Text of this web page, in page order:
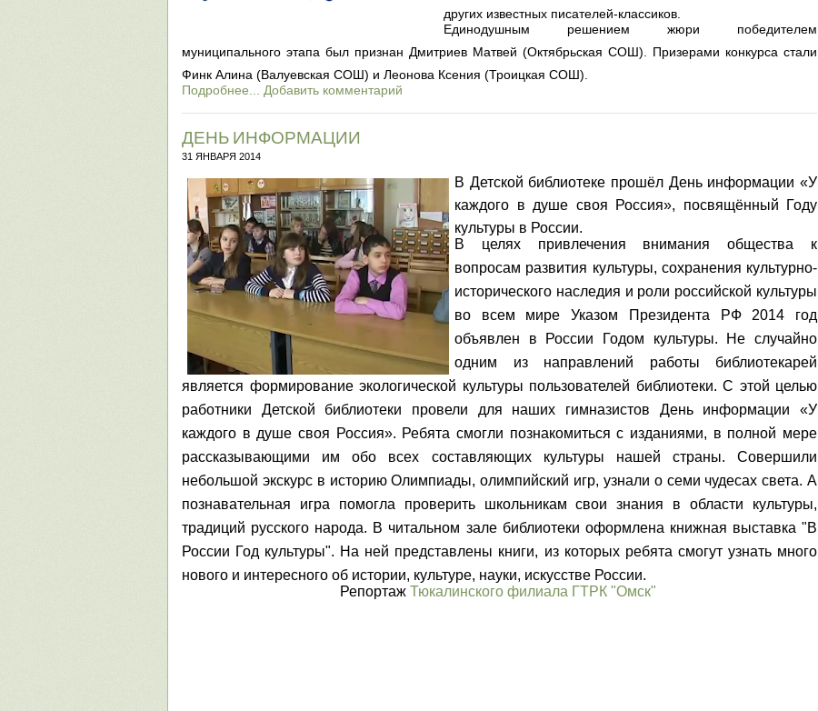
других известных писателей-классиков.
Единодушным решением жюри победителем
муниципального этапа был признан Дмитриев Матвей (Октябрьская СОШ). Призерами конкурса стали
Финк Алина (Валуевская СОШ) и Леонова Ксения (Троицкая СОШ).
Подробнее... Добавить комментарий
ДЕНЬ ИНФОРМАЦИИ
31 ЯНВАРЯ 2014
В Детской библиотеке прошёл День информации «У
каждого в душе своя Россия», посвящённый Году
культуры в России.
В целях привлечения внимания общества к
вопросам развития культуры, сохранения культурно-
исторического наследия и роли российской культуры
во всем мире Указом Президента РФ 2014 год
объявлен в России Годом культуры. Не случайно
одним из направлений работы библиотекарей
является формирование экологической культуры пользователей библиотеки. С этой целью
работники Детской библиотеки провели для наших гимназистов День информации «У
каждого в душе своя Россия». Ребята смогли познакомиться с изданиями, в полной мере
рассказывающими им обо всех составляющих культуры нашей страны. Совершили
небольшой экскурс в историю Олимпиады, олимпийский игр, узнали о семи чудесах света. А
познавательная игра помогла проверить школьникам свои знания в области культуры,
традиций русского народа. В читальном зале библиотеки оформлена книжная выставка "В
России Год культуры". На ней представлены книги, из которых ребята смогут узнать много
нового и интересного об истории, культуре, науки, искусстве России.
Репортаж Тюкалинского филиала ГТРК "Омск"